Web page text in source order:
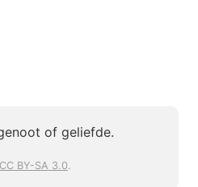
of geliefde.
CC BY-SA 3.0.